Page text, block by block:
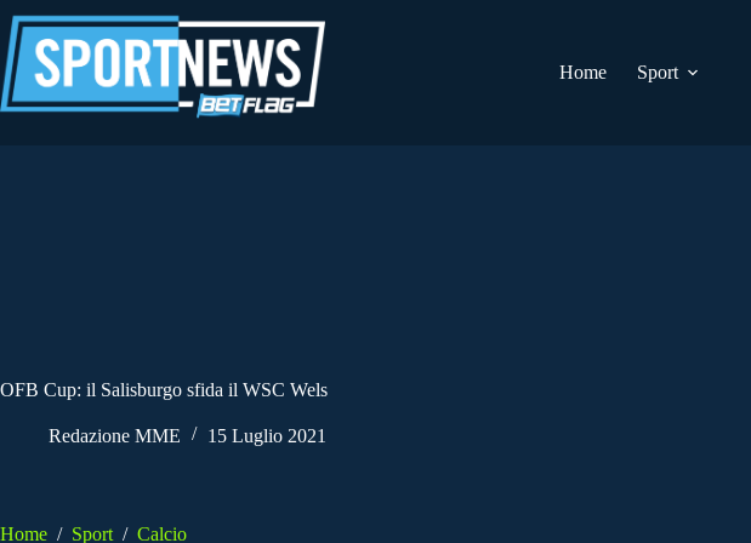
al
contenuto
Home
Sport
OFB Cup: il Salisburgo sfida il WSC Wels
Redazione MME 15 Luglio 2021
Home / Sport / Calcio